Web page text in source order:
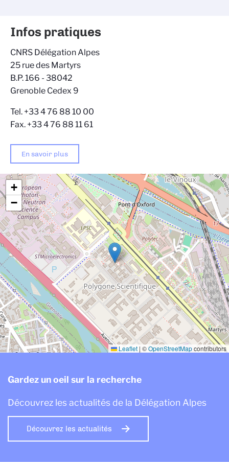
+
−
Leaflet | ©OpenStreetMapcontributors
Infos pratiques
CNRS Délégation Alpes
25 rue des Martyrs
B.P. 166 - 38042
Grenoble Cedex 9
Tel. +33 4 76 88 10 00
Fax. +33 4 76 88 11 61
En savoir plus
Gardez un oeil sur la recherche
Découvrez les actualités de la Délégation Alpes
Découvrez les actualités